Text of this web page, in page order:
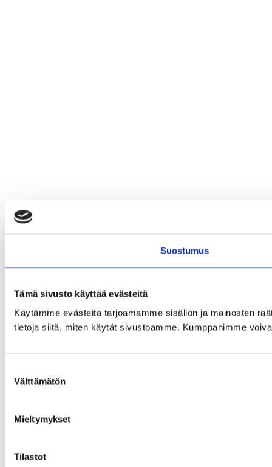
Suostumus
Tämä sivusto käyttää evästeitä
Käytämme evästeitä tarjoamamme sisällön ja mainosten
tietoja siitä, miten käytät sivustoamme. Kumppanimme
valinta
Välttämätön
Mieltymykset
Tilastot